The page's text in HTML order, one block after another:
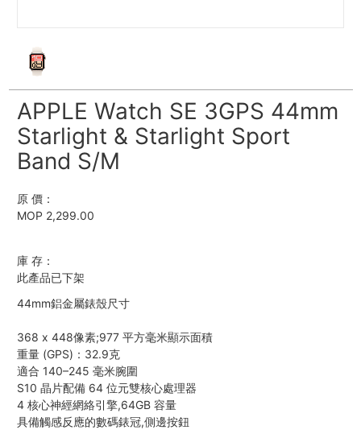
APPLE Watch SE 3GPS 44mm
Starlight & Starlight Sport
Band S/M
原 價：
MOP 2,299.00
庫 存：
此產品已下架
44mm鋁金屬錶殼尺寸
368 x 448像素;977 平方毫米顯示面積
重量 (GPS)：32.9克
適合 140–245 毫米腕圍
S10 晶片配備 64 位元雙核心處理器
4 核心神經網絡引擎,64GB 容量
具備觸感反應的數碼錶冠,側邊按鈕